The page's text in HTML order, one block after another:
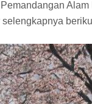
Alam
selengkapnya